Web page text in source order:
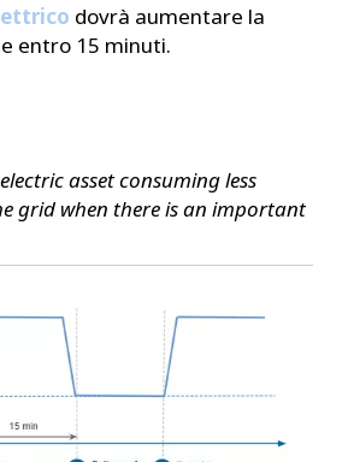
dovrà aumentare la
entro 15 minuti.
asset consuming less
grid when there is an important